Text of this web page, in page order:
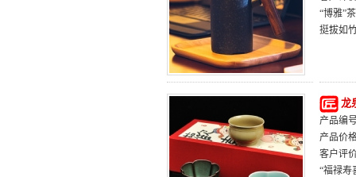
“博雅”
挺拔如
龙
产品编
产品价
客户评
“福禄寿